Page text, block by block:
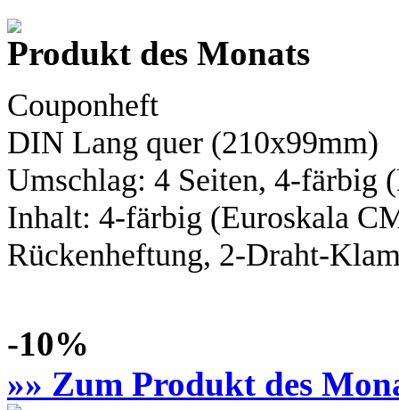
Produkt des Monats
Couponheft
DIN Lang quer (210x99mm)
Umschlag: 4 Seiten, 4-färbig
Inhalt: 4-färbig (Euroskala
Rückenheftung, 2-Draht-
-10%
»» Zum Produkt des